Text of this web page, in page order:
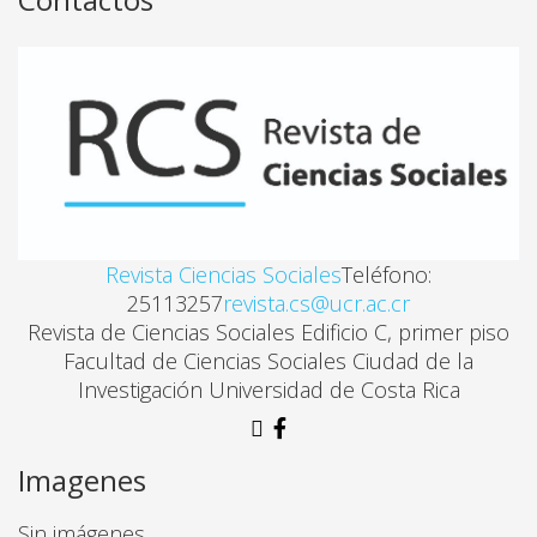
LA CAPACITACIÓN DE JÓVENES CON
José Azoh
VIOLENCIA DOMÉSTICA Y FÚTBOL
Gerardo Araya Vargas, Walter Salazar Rojas
EL EJERCICIO FÍSICO EN PORTADORES DEL
José Moncada
Revista Ciencias SocialesTeléfono:
25113257revista.cs@ucr.ac.cr
Revista de Ciencias Sociales Edificio C, primer piso
Facultad de Ciencias Sociales Ciudad de la
Investigación Universidad de Costa Rica
Imagenes